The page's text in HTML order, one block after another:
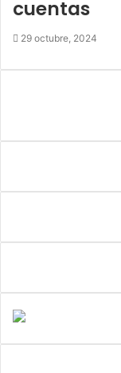
cuentas
29 octubre, 2024